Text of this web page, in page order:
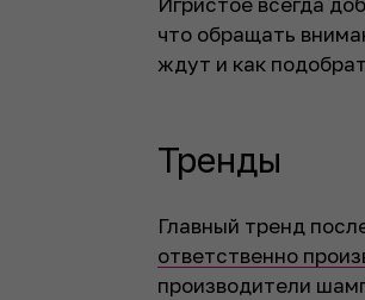
что обращать
ждут и как
Тренды
Главный тренд
ответственно
производители